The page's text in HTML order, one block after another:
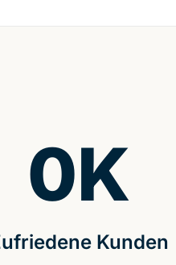
Kunden
0K